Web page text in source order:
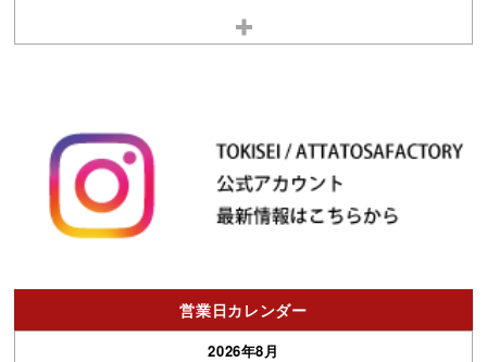
営業日カレンダー
2026年8月